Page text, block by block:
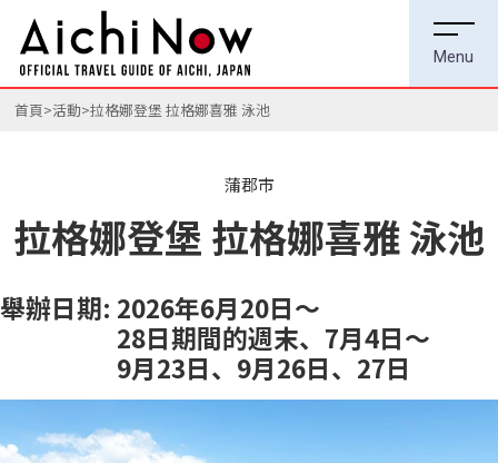
首頁 活動 拉格娜登堡 拉格娜喜雅 泳池
蒲郡市
拉格娜登堡 拉格娜喜雅 泳池
舉辦日期: 2026年6月20日～
28日期間的週末、7月4日～
9月23日、9月26日、27日